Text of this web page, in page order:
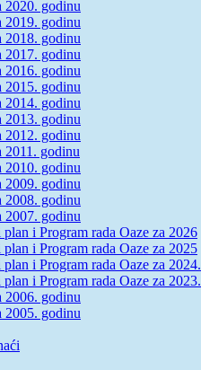
2020. godinu
2019. godinu
2018. godinu
2017. godinu
2016. godinu
2015. godinu
2014. godinu
2013. godinu
2012. godinu
2011. godinu
2010. godinu
2009. godinu
2008. godinu
2007. godinu
i Program rada Oaze za 2026
i Program rada Oaze za 2025
i Program rada Oaze za 2024.
i Program rada Oaze za 2023.
2006. godinu
2005. godinu